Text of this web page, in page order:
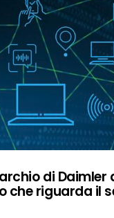
di Daimler
che riguarda il